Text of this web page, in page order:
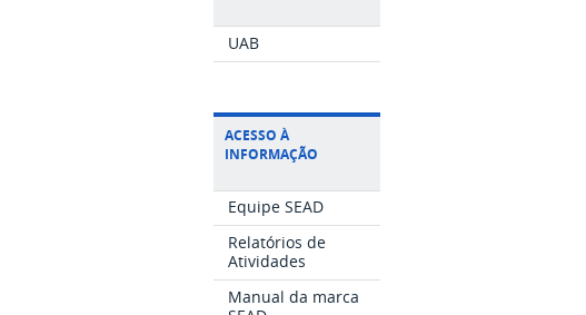
UAB
ACESSO À
INFORMAÇÃO
Equipe SEAD
Relatórios de
Atividades
Manual da marca